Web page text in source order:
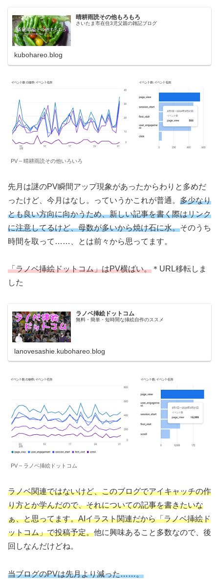
晴耕雨読その他もろもろ
さいたま市在住3児父親の雑記ブログ
kubohareo.blog
PV – 晴耕雨読その他いろいろ
先月は謎のPV瞬間アップ現象があったからわりと多めだ
ったけど、今月はなし。っていうかこれが普通。 多少なり
とも良い方向に向かうため、新しい記事を書く際はリンク
に注意してるけど、母数が多いから焼け石に水。そのうち
時間を取って……、とは前々から思ってます。
「ラノベ挿絵ドットコム」はPV横ばい。 ＊URL移転しま
した
ラノベ挿絵ドットコム
無料・簡単・短時間な挿絵自作のススメ
lanovesashie.kubohareo.blog
PV – ラノベ挿絵ドットコム
ラノベ関連ではないけど、このブログでアイキャッチの作
り方とか学んだので、それについての記事を書きたいな
ぁ、と思ってます。AIイラスト関連だから「ラノベ挿絵ド
ットコム」で投稿予定。他に興味あること多数なので、後
回しなんだけどね。
当ブログのPVは先月より減った……。